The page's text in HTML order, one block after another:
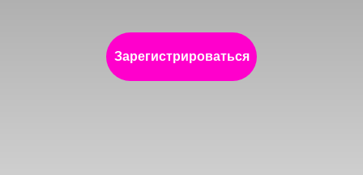
Зарегистрироваться